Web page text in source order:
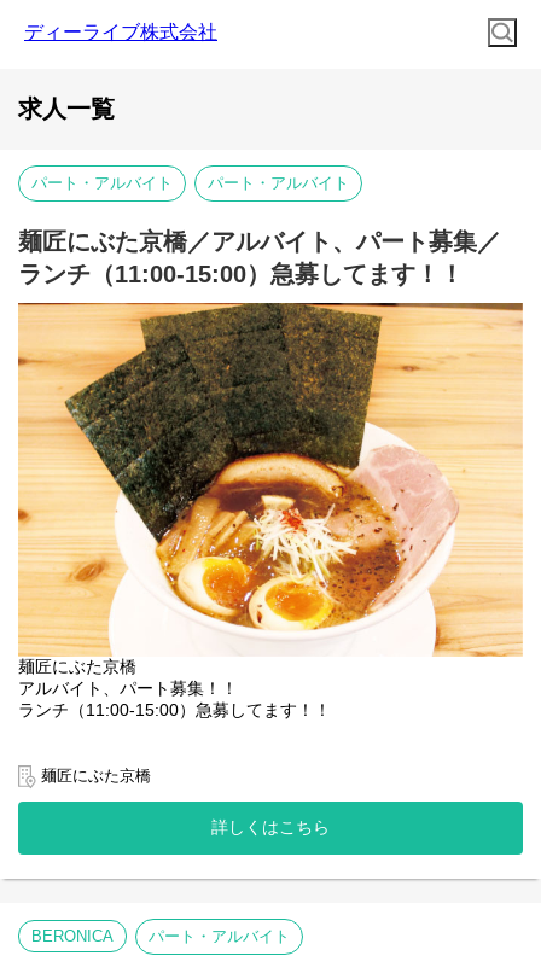
ディーライブ株式会社
求人一覧
パート・アルバイト パート・アルバイト
麺匠にぶた京橋／アルバイト、パート募集／
ランチ（11:00-15:00）急募してます！！
麺匠にぶた京橋
アルバイト、パート募集！！
ランチ（11:00-15:00）急募してます！！
接客や料理の盛り付けや簡単な調理、洗い物全般
包丁を持ったことがない、調理経験が全くないという方も歓迎！
先輩丁寧に教えるのでご安心ください。
経験者の方は即戦力として活躍できます。
麺匠にぶた京橋
詳しくはこちら
BERONICA パート・アルバイト